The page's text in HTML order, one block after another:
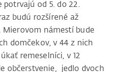
od 5. do 22.
budú rozšírené až
Mierovom námestí bude
domčekov, v 44 z nich
remeselníci, v 12
občerstvenie, jedlo dvoch